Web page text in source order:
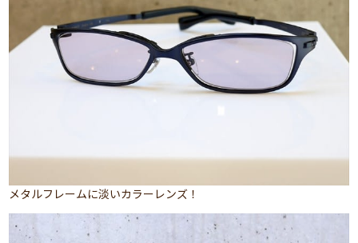
メタルフレームに淡いカラーレンズ！